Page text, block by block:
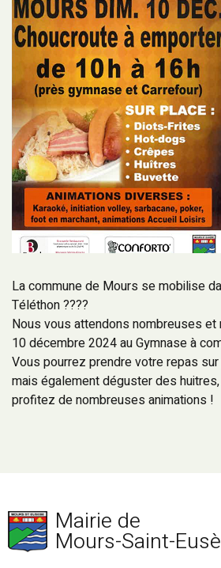
La commune de Mours se mobilise
Téléthon ????
Nous vous attendons nombreuses et
10 décembre 2024 au Gymnase à
Vous pourrez prendre votre repas
mais également déguster des
profitez de nombreuses animations !
Mairie de
Mours-Saint-